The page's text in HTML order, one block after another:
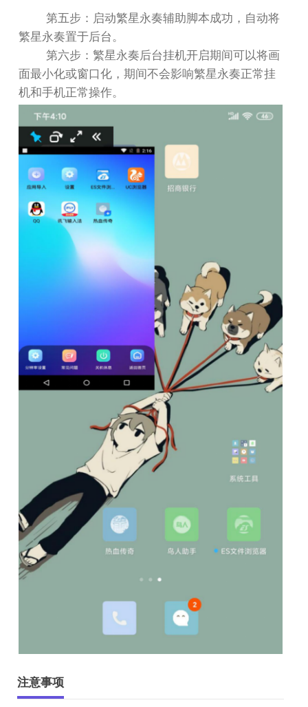
第五步：启动繁星永奏辅助脚本成功，自动将
繁星永奏置于后台。
第六步：繁星永奏后台挂机开启期间可以将画
面最小化或窗口化，期间不会影响繁星永奏正常挂
机和手机正常操作。
注意事项